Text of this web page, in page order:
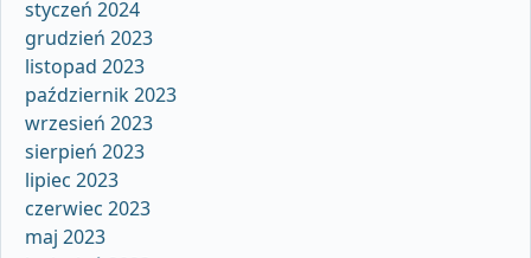
styczeń 2024
grudzień 2023
listopad 2023
październik 2023
wrzesień 2023
sierpień 2023
lipiec 2023
czerwiec 2023
maj 2023